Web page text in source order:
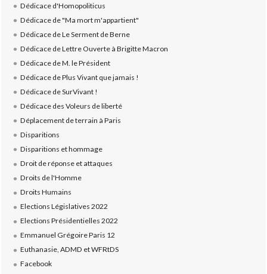
Dédicace d'Homopoliticus
Dédicace de "Ma mort m'appartient"
Dédicace de Le Serment de Berne
Dédicace de Lettre Ouverte à Brigitte Macron
Dédicace de M. le Président
Dédicace de Plus Vivant que jamais !
Dédicace de SurVivant !
Dédicace des Voleurs de liberté
Déplacement de terrain à Paris
Disparitions
Disparitions et hommage
Droit de réponse et attaques
Droits de l'Homme
Droits Humains
Elections Législatives 2022
Elections Présidentielles 2022
Emmanuel Grégoire Paris 12
Euthanasie, ADMD et WFRtDS
Facebook